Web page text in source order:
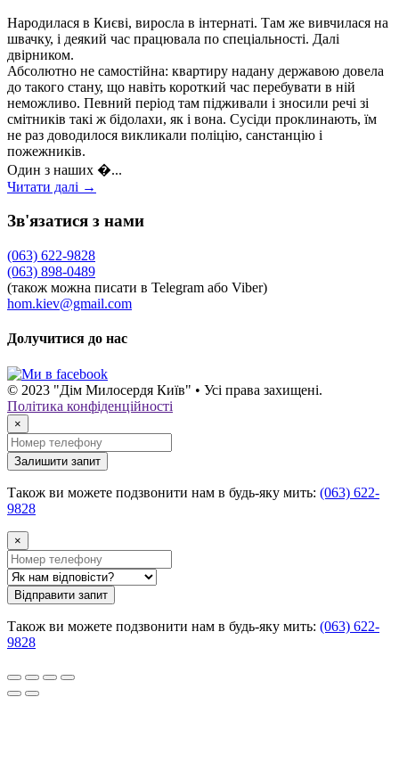
Народилася в Києві, виросла в інтернаті. Там же вивчилася на
швачку, і деякий час працювала по спеціальності. Далі
двірником.
Абсолютно не самостійна: квартиру надану державою довела
до такого стану, що навіть короткий час перебувати в ній
неможливо. Певний період там підживали і зносили речі зі
смітників такі ж бідолахи, як і вона. Сусіди проклинають, їм
не раз доводилося викликали поліцію, санстанцію і
пожежників.
Один з наших �...
Читати далі →
Зв'язатися з нами
(063) 622-9828
(063) 898-0489
(також можна писати в Telegram або Viber)
hom.kiev@gmail.com
Долучитися до нас
© 2023 "Дім Милосердя Київ" • Усі права захищені.
Політика конфіденційності
×
Залишити запит
Також ви можете подзвонити нам в будь-яку мить: (063) 622-
9828
×
Відправити запит
Також ви можете подзвонити нам в будь-яку мить: (063) 622-
9828